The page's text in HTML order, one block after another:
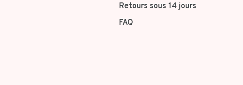
Retours sous 14 jours
FAQ